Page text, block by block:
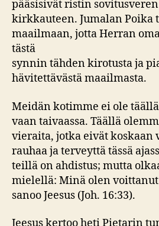
pääsisivät ristin
kirkkauteen. Jumalan Poika
maailmaan, jotta Herran
tästä
synnin tähden kirotusta ja
hävitettävästä maailmasta.
Meidän kotimme ei ole
vaan taivaassa. Täällä
vieraita, jotka eivät koskaan
rauhaa ja terveyttä tässä
teillä on ahdistus; mutta
mielellä: Minä olen
sanoo Jeesus (Joh. 16:33).